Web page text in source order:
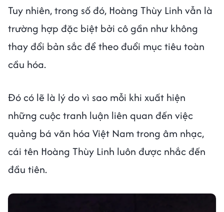
Tuy nhiên, trong số đó, Hoàng Thùy Linh vẫn là
trường hợp đặc biệt bởi cô gần như không
thay đổi bản sắc để theo đuổi mục tiêu toàn
cầu hóa.
Đó có lẽ là lý do vì sao mỗi khi xuất hiện
những cuộc tranh luận liên quan đến việc
quảng bá văn hóa Việt Nam trong âm nhạc,
cái tên Hoàng Thùy Linh luôn được nhắc đến
đầu tiên.